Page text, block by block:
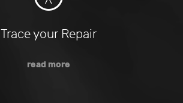
Trace your Repair
read more